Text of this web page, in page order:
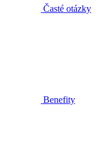
Časté otázky
Benefity